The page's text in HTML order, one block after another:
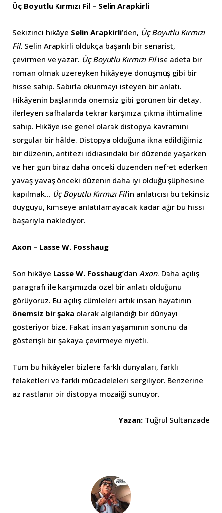
Üç Boyutlu Kırmızı Fil – Selin Arapkirli
Sekizinci hikâye Selin Arapkirli’den, Üç Boyutlu Kırmızı
Fil. Selin Arapkirli oldukça başarılı bir senarist,
çevirmen ve yazar. Üç Boyutlu Kırmızı Filise adeta bir
roman olmak üzereyken hikâyeye dönüşmüş gibi bir
hisse sahip. Sabırla okunmayı isteyen bir anlatı.
Hikâyenin başlarında önemsiz gibi görünen bir detay,
ilerleyen safhalarda tekrar karşınıza çıkma ihtimaline
sahip. Hikâye ise genel olarak distopya kavramını
sorgular bir hâlde. Distopya olduğuna ikna edildiğimiz
bir düzenin, antitezi iddiasındaki bir düzende yaşarken
ve her gün biraz daha önceki düzenden nefret ederken
yavaş yavaş önceki düzenin daha iyi olduğu şüphesine
kapılmak… Üç Boyutlu Kırmızı Fil’in anlatıcısı bu tekinsiz
duyguyu, kimseye anlatılamayacak kadar ağır bu hissi
başarıyla naklediyor.
Axon – Lasse W. Fosshaug
Son hikâye Lasse W. Fosshaug’dan Axon. Daha açılış
paragrafı ile karşımızda özel bir anlatı olduğunu
görüyoruz. Bu açılış cümleleri artık insan hayatının
önemsiz bir şaka olarak algılandığı bir dünyayı
gösteriyor bize. Fakat insan yaşamının sonunu da
gösterişli bir şakaya çevirmeye niyetli.
Tüm bu hikâyeler bizlere farklı dünyaları, farklı
felaketleri ve farklı mücadeleleri sergiliyor. Benzerine
az rastlanır bir distopya mozaiği sunuyor.
Yazan: Tuğrul Sultanzade